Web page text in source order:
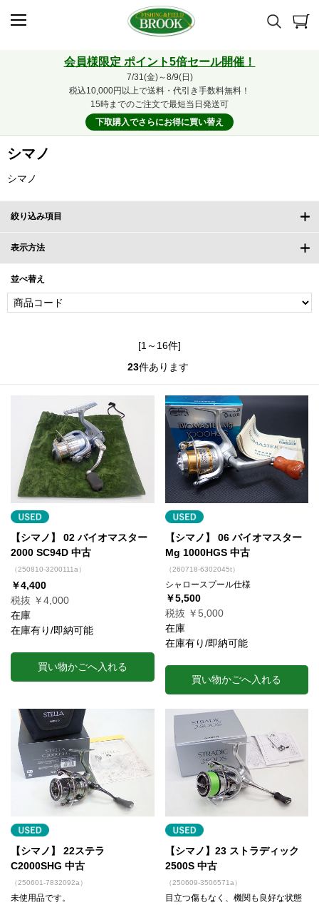
会員様限定 ポイント5倍セール開催！
7/31(金)～8/9(日)
税込10,000円以上で送料・代引き手数料無料！
15時までのご注文で最短当日発送可
下取購入でさらにお得に買い替え
シマノ
シマノ
絞り込み項目
表示方法
並べ替え
[1～16件]
23件あります
【シマノ】 02 バイオマスター
2000 SC94D 中古
（250810-3200111a）
￥4,400
税抜 ￥4,000
在庫
在庫有り/即納可能
買い物かごへ入れる
【シマノ】 06 バイオマスター
Mg 1000HGS 中古
（260718-6302045t）
シャロースプール仕様
￥5,500
税抜 ￥5,000
在庫
在庫有り/即納可能
買い物かごへ入れる
【シマノ】 22ステラ
C2000SHG 中古
（250601-7832092a）
未使用品です。
【シマノ】23 ストラディック
2500S 中古
（250609-3506571a）
目立つ傷もなく、機関も良好な状態